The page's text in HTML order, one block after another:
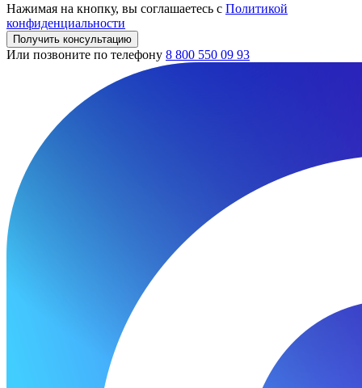
Нажимая на кнопку, вы соглашаетесь с Политикой
конфиденциальности
Получить консультацию
Или позвоните по телефону 8 800 550 09 93